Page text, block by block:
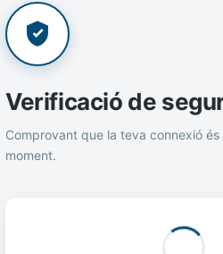
Verificació de
Comprovant que la teva connexió és
moment.